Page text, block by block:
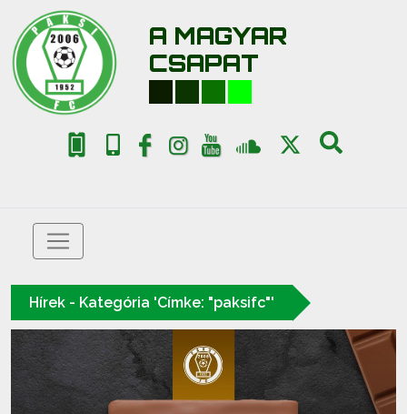
A MAGYAR
CSAPAT
Hírek - Kategória 'Címke: "paksifc"'